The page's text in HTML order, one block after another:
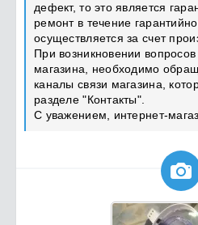
дефект, то это является
ремонт в течение
осуществляется за счет
При возникновении
магазина, необходимо
каналы связи магазина,
разделе "Контакты".
С уважением, интернет-